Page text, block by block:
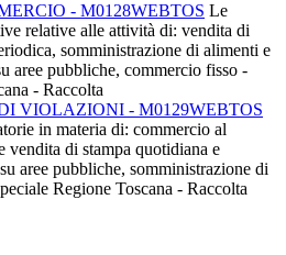
- M0128WEBTOS Le
relative alle attività di: vendita di
somministrazione di alimenti e
aree pubbliche, commercio fisso -
- Raccolta
VIOLAZIONI - M0129WEBTOS
in materia di: commercio al
vendita di stampa quotidiana e
aree pubbliche, somministrazione di
Regione Toscana - Raccolta